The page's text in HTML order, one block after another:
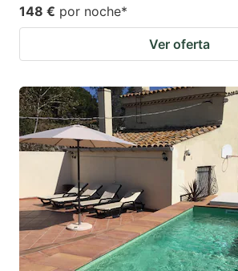
148 € por noche*
Ver oferta